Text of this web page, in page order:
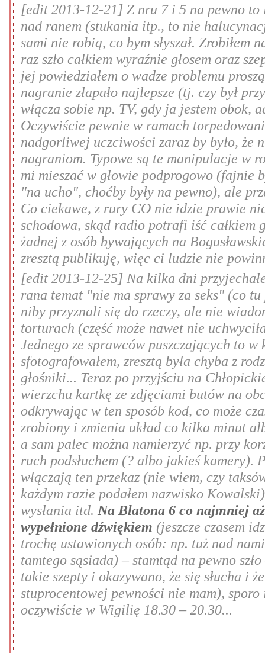
[edit 2013-12-21] Z nru 7 i 5 na pewno
nad ranem (stukania itp., to nie
sami nie robią, co bym słyszał.
raz szło całkiem wyraźnie głosem oraz
jej powiedziałem o wadze problemu
nagranie złapało najlepsze (tj. czy był
włącza sobie np. TV, gdy ja jestem obok,
Oczywiście pewnie w ramach
nadgorliwej uczciwości zaraz by było,
nagraniom. Typowe są te manipulacje w
mi mieszać w głowie podprogowo (fajnie
"na ucho", choćby były na pewno), ale
Co ciekawe, z rury CO nie idzie prawie
schodowa, skąd radio potrafi iść całkiem
żadnej z osób bywających na
zresztą publikuję, więc ci ludzie nie
[edit 2013-12-25] Na kilka dni
rana temat "nie ma sprawy za seks" (co
niby przyznali się do rzeczy, ale nie
torturach (część może nawet nie
Jednego ze sprawców puszczających to
sfotografowałem, zresztą była chyba z
głośniki... Teraz po przyjściu na
wierzchu kartkę ze zdjęciami butów na
odkrywając w ten sposób kod, co może
zrobiony i zmienia układ co kilka minut
a sam palec można namierzyć np. przy
ruch podsłuchem (? albo jakieś kamery).
włączają ten przekaz (nie wiem, czy
każdym razie podałem nazwisko
wysłania itd. Na Blatona 6 co najmniej
wypełnione dźwiękiem (jeszcze czasem
trochę ustawionych osób: np. tuż nad
tamtego sąsiada) – stamtąd na pewno
takie szepty i okazywano, że się słucha i
stuprocentowej pewności nie mam),
oczywiście w Wigilię 18.30 – 20.30...